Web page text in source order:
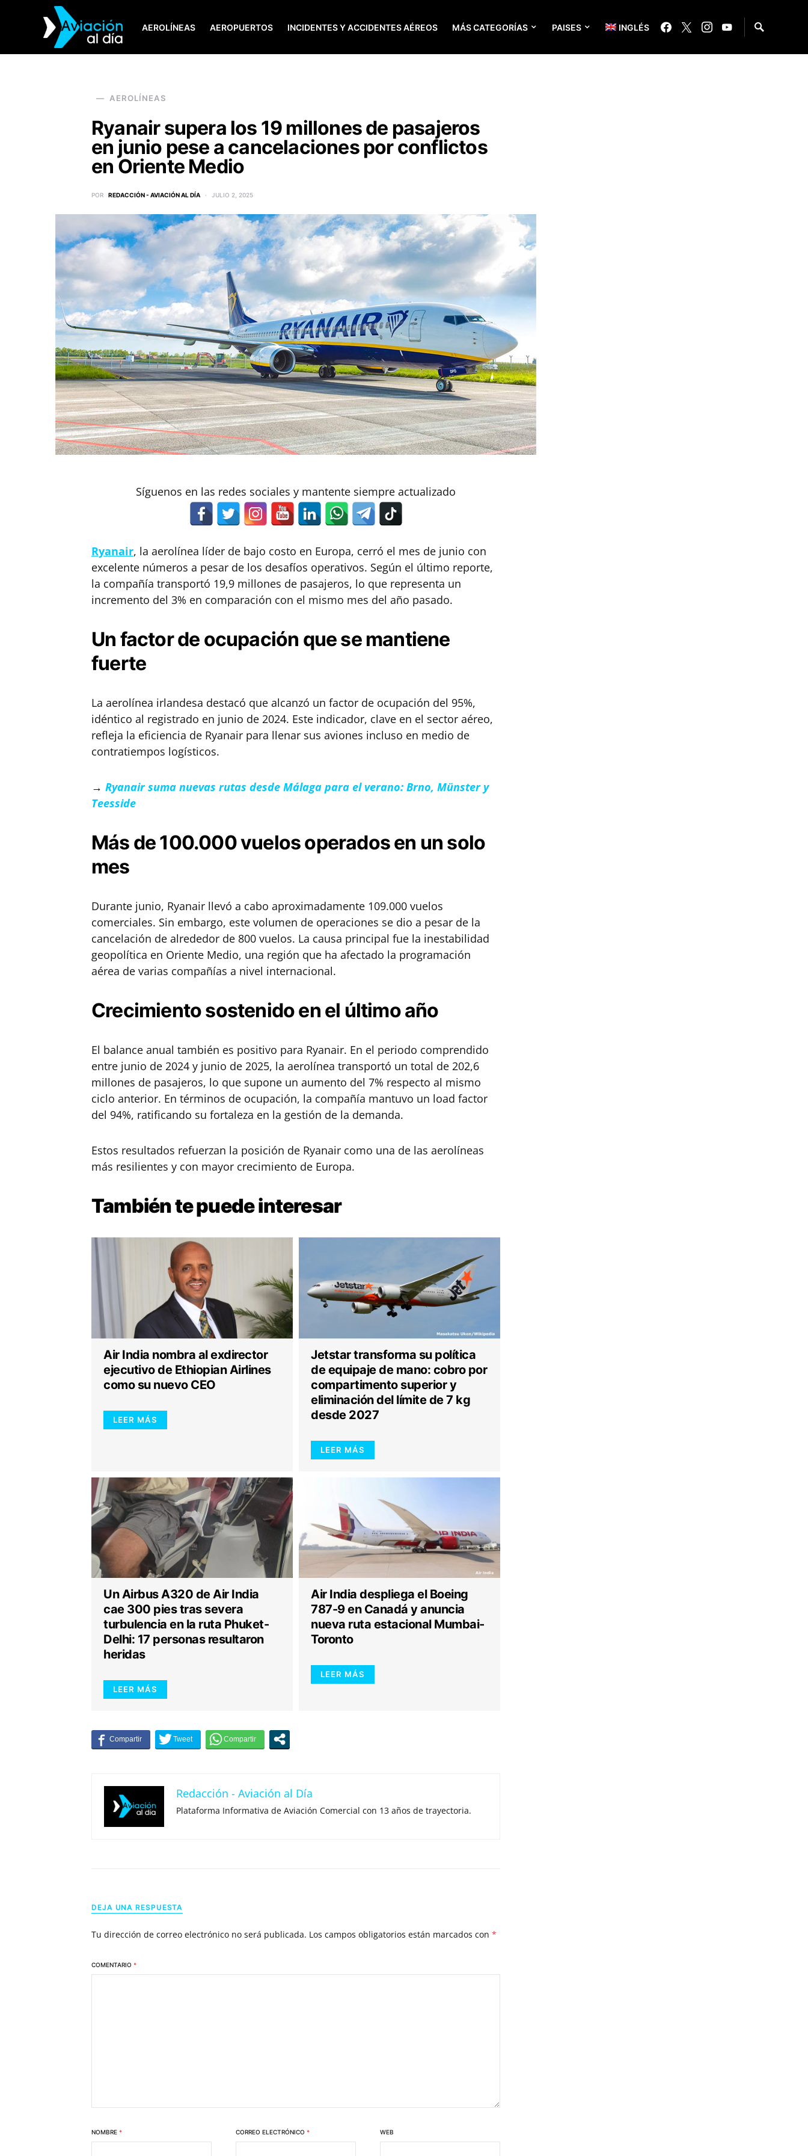
AEROLÍNEAS AEROPUERTOS INCIDENTES Y ACCIDENTES AÉREOS MÁS CATEGORÍAS PAISES INGLÉS
SEARCH FOR:
AEROLÍNEAS
Ryanair supera los 19 millones de pasajeros
en junio pese a cancelaciones por conflictos
en Oriente Medio
POR REDACCIÓN - AVIACIÓN AL DÍA JULIO 2, 2025
Síguenos en las redes sociales y mantente siempre actualizado
Ryanair, la aerolínea líder de bajo costo en Europa, cerró el mes de junio con
excelente números a pesar de los desafíos operativos. Según el último reporte,
la compañía transportó 19,9 millones de pasajeros, lo que representa un
incremento del 3% en comparación con el mismo mes del año pasado.
Un factor de ocupación que se mantiene
fuerte
La aerolínea irlandesa destacó que alcanzó un factor de ocupación del 95%,
idéntico al registrado en junio de 2024. Este indicador, clave en el sector aéreo,
refleja la eficiencia de Ryanair para llenar sus aviones incluso en medio de
contratiempos logísticos.
→ Ryanair suma nuevas rutas desde Málaga para el verano: Brno, Münster y
Teesside
Más de 100.000 vuelos operados en un solo
mes
Durante junio, Ryanair llevó a cabo aproximadamente 109.000 vuelos
comerciales. Sin embargo, este volumen de operaciones se dio a pesar de la
cancelación de alrededor de 800 vuelos. La causa principal fue la inestabilidad
geopolítica en Oriente Medio, una región que ha afectado la programación
aérea de varias compañías a nivel internacional.
Crecimiento sostenido en el último año
El balance anual también es positivo para Ryanair. En el periodo comprendido
entre junio de 2024 y junio de 2025, la aerolínea transportó un total de 202,6
millones de pasajeros, lo que supone un aumento del 7% respecto al mismo
ciclo anterior. En términos de ocupación, la compañía mantuvo un load factor
del 94%, ratificando su fortaleza en la gestión de la demanda.
Estos resultados refuerzan la posición de Ryanair como una de las aerolíneas
más resilientes y con mayor crecimiento de Europa.
También te puedeinteresar
Air India nombra al exdirector
ejecutivo de Ethiopian Airlines
como su nuevo CEO
LEER MÁS
Jetstar transforma su política
de equipaje de mano: cobro por
compartimento superior y
eliminación del límite de 7 kg
desde 2027
LEER MÁS
Un Airbus A320 de Air India
cae 300 pies tras severa
turbulencia en la ruta Phuket-
Delhi: 17 personas resultaron
heridas
LEER MÁS
Air India despliega el Boeing
787-9 en Canadá y anuncia
nueva ruta estacional Mumbai-
Toronto
LEER MÁS
Redacción - Aviación al Día
Plataforma Informativa de Aviación Comercial con 13 años de trayectoria.
DEJA UNA RESPUESTA
Tu dirección de correo electrónico no será publicada. Los campos obligatorios están marcados con *
COMENTARIO *
NOMBRE * CORREO ELECTRÓNICO * WEB